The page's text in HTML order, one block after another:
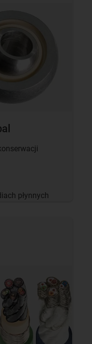
płynnych